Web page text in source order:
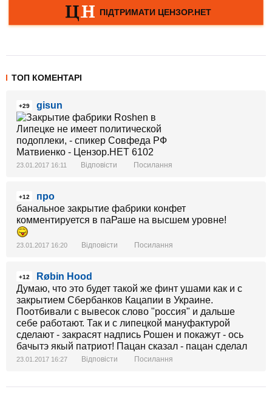
ТОП КОМЕНТАРІ
+29 gisun
23.01.2017 16:11 Відповісти Посилання
+12
про
банальное закрытие фабрики конфет
комментируется в паРаше на высшем уровне!
23.01.2017 16:20 Відповісти Посилання
+12
Røbin Hood
Думаю, что это будет такой же финт ушами как и с
закрытием Сбербанков Кацапии в Украине.
Поотбивали с вывесок слово "россия" и дальше
себе работают. Так и с липецкой мануфактурой
сделают - закрасят надпись Рошен и покажут - ось
бачытэ якый патриот! Пацан сказал - пацан сделал
23.01.2017 16:27 Відповісти Посилання